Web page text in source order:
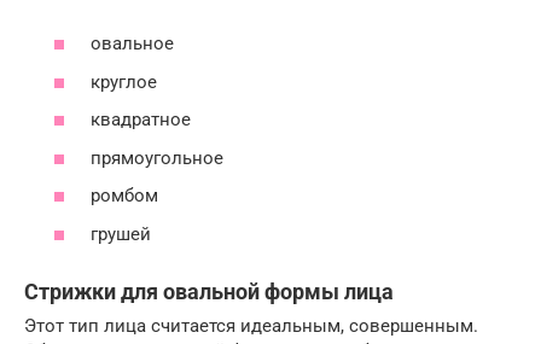
овальное
круглое
квадратное
прямоугольное
ромбом
грушей
Стрижки для овальной формы лица
Этот тип лица считается идеальным, совершенным.